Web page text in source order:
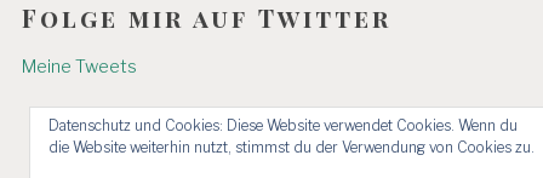
Folge mir auf Twitter
Meine Tweets
Datenschutz und Cookies: Diese Website verwendet Cookies. Wenn du
die Website weiterhin nutzt, stimmst du der Verwendung von Cookies zu.